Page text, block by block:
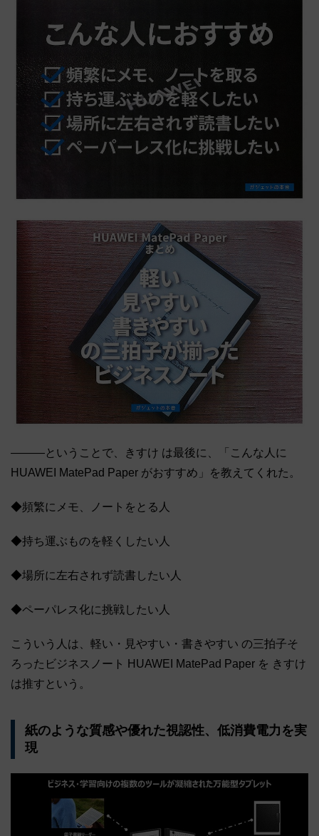
―――ということで、きすけ は最後に、「こんな人に
HUAWEI MatePad Paper がおすすめ」を教えてくれた。
◆頻繁にメモ、ノートをとる人
◆持ち運ぶものを軽くしたい人
◆場所に左右されず読書したい人
◆ペーパレス化に挑戦したい人
こういう人は、軽い・見やすい・書きやすい の三拍子そ
ろったビジネスノート HUAWEI MatePad Paper を きすけ
は推すという。
紙のような質感や優れた視認性、低消費電力を実
現